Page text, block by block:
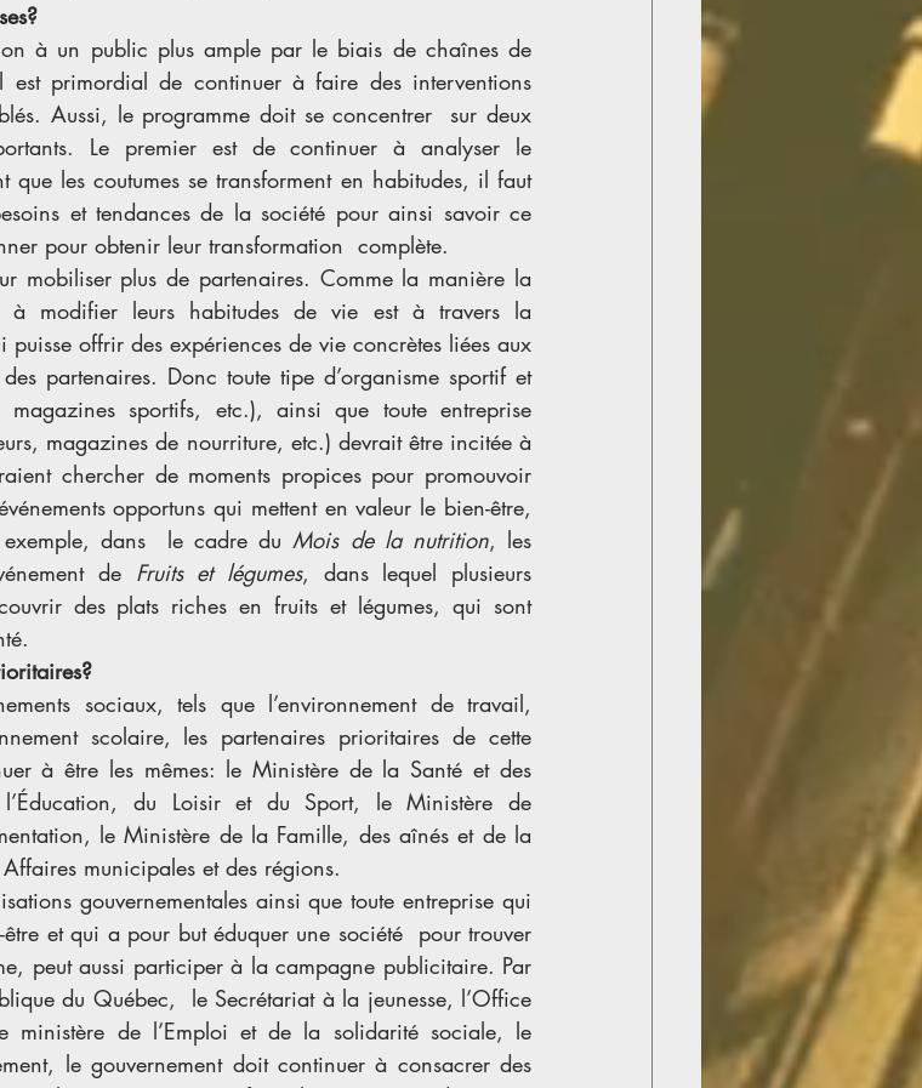
à un public plus ample par le biais de chaînes de
est primordial de continuer à faire des interventions
Aussi, le programme doit se concentrer  sur deux
Le premier est de continuer à analyser le
les coutumes se transforment en habitudes, il faut
et tendances de la société pour ainsi savoir ce
pour obtenir leur transformation  complète.
mobiliser plus de partenaires. Comme la manière la
à modifier leurs habitudes de vie est à travers la
offrir des expériences de vie concrètes liées aux
partenaires. Donc toute tipe d’organisme sportif et
sportifs, etc.), ainsi que toute entreprise
magazines de nourriture, etc.) devrait être incitée à
chercher de moments propices pour promouvoir
opportuns qui mettent en valeur le bien-être,
exemple, dans  le cadre du Mois de la nutrition, les
de Fruits et légumes, dans lequel plusieurs
des plats riches en fruits et légumes, qui sont
sociaux, tels que l’environnement de travail,
scolaire, les partenaires prioritaires de cette
à être les mêmes: le Ministère de la Santé et des
du Loisir et du Sport, le Ministère de
le Ministère de la Famille, des aînés et de la
municipales et des régions.
gouvernementales ainsi que toute entreprise qui
et qui a pour but éduquer une société  pour trouver
peut aussi participer à la campagne publicitaire. Par
du Québec,  le Secrétariat à la jeunesse, l’Office
ministère de l’Emploi et de la solidarité sociale, le
le gouvernement doit continuer à consacrer des